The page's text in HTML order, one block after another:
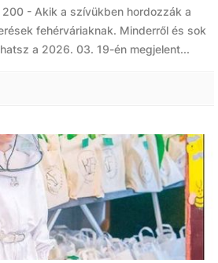
200 - Akik a szívükben hordozzák a
fehérváriaknak. Minderről és sok
a 2026. 03. 19-én megjelent...